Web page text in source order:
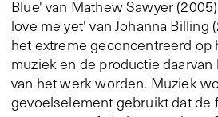
Blue' van Mathew Sawyer
love me yet' van Johanna Billing
het extreme geconcentreerd op
muziek en de productie
van het werk worden. Muziek
gevoelselement gebruikt dat de